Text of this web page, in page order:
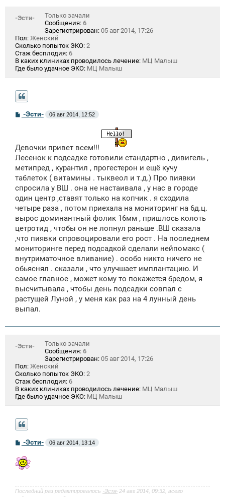
-Эсти-
Только зачали
Сообщения: 6
Зарегистрирован: 05 авг 2014, 17:26
Пол: Женский
Сколько попыток ЭКО: 2
Стаж бесплодия: 6
В каких клиниках проводилось лечение: МЦ Малыш
Где было удачное ЭКО: МЦ Малыш
С
о
е
н
и
е
-Эсти- 06 авг 2014, 12:52
Девочки привет всем!!!
Лесенок к подсадке готовили стандартно , дивигель ,
метипред , курантил , прогестерон и ещё кучу
таблеток ( витамины . тыквеол и т.д.) Про пиявки
спросила у ВШ . она не настаивала , у нас в городе
один центр ,ставят только на копчик . я сходила
четыре раза , потом приехала на мониторинг на 6д.ц.
вырос доминантный фолик 16мм , пришлось колоть
цетротид , чтобы он не лопнул раньше .ВШ сказала
,что пиявки спровоцировали его рост . На последнем
мониторинге перед подсадкой сделали нейпомакс (
внутриматочное вливание) . особо никто ничего не
обьяснял . сказали , что улучшает имплантацию. И
самое главное , может кому то покажется бредом, я
высчитывала , чтобы день подсадки совпал с
растущей Луной , у меня как раз на 4 лунный день
выпал.
-Эсти-
Только зачали
Сообщения: 6
Зарегистрирован: 05 авг 2014, 17:26
Пол: Женский
Сколько попыток ЭКО: 2
Стаж бесплодия: 6
В каких клиниках проводилось лечение: МЦ Малыш
Где было удачное ЭКО: МЦ Малыш
С
о
о
б
щ
и
-Эсти- 06 авг 2014, 13:14
Последний раз редактировалось -Эсти-24 авг 2014, 09:32, всего